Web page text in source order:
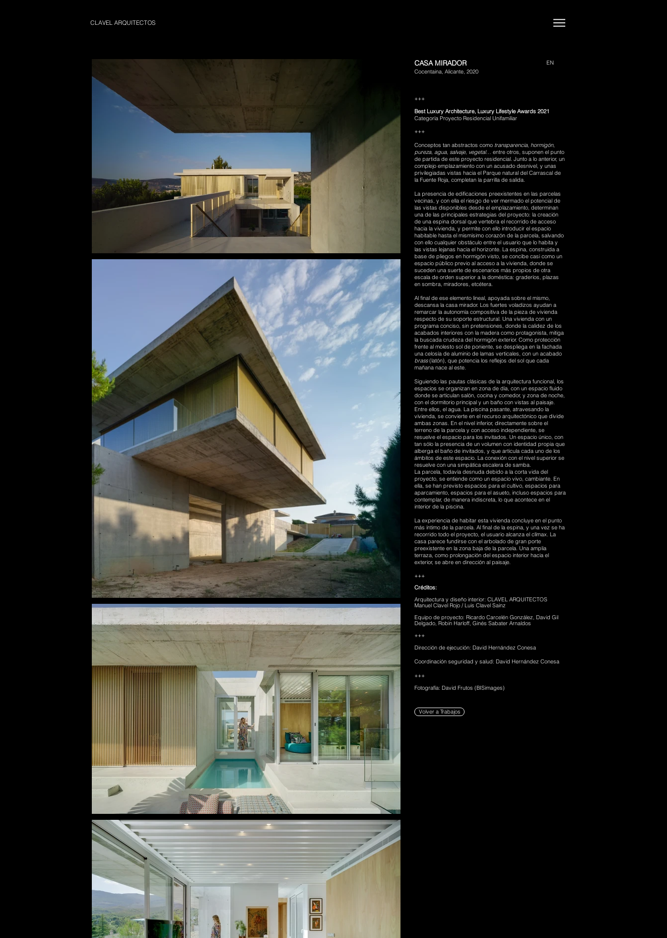
CLAVEL ARQUITECTOS
CASA MIRADOR
Cocentaina, Alicante, 2020
EN
+++
Best Luxury Architecture, Luxury Lifestyle Awards 2021
Categoría Proyecto Residencial Unifamiliar
+++
Conceptos tan abstractos como transparencia, hormigón,
pureza, agua, salvaje, vegetal… entre otros, suponen el punto
de partida de este proyecto residencial. Junto a lo anterior, un
complejo emplazamiento con un acusado desnivel, y unas
privilegiadas vistas hacia el Parque natural del Carrascal de
la Fuente Roja, completan la parrilla de salida.
La presencia de edificaciones preexistentes en las parcelas
vecinas, y con ella el riesgo de ver mermado el potencial de
las vistas disponibles desde el emplazamiento, determinan
una de las principales estrategias del proyecto: la creación
de una espina dorsal que vertebra el recorrido de acceso
hacia la vivienda, y permite con ello introducir el espacio
habitable hasta el mismísimo corazón de la parcela, salvando
con ello cualquier obstáculo entre el usuario que lo habita y
las vistas lejanas hacia el horizonte. La espina, construida a
base de pliegos en hormigón visto, se concibe casi como un
espacio público previo al acceso a la vivienda, donde se
suceden una suerte de escenarios más propios de otra
escala de orden superior a la doméstica: graderíos, plazas
en sombra, miradores, etcétera.
Al final de ese elemento lineal, apoyada sobre el mismo,
descansa la casa mirador. Los fuertes voladizos ayudan a
remarcar la autonomía compositiva de la pieza de vivienda
respecto de su soporte estructural. Una vivienda con un
programa conciso, sin pretensiones, donde la calidez de los
acabados interiores con la madera como protagonista, mitiga
la buscada crudeza del hormigón exterior. Como protección
frente al molesto sol de poniente, se despliega en la fachada
una celosía de aluminio de lamas verticales, con un acabado
brass(latón), que potencia los reflejos del sol que cada
mañana nace al este.
Siguiendo las pautas clásicas de la arquitectura funcional, los
espacios se organizan en zona de día, con un espacio fluido
donde se articulan salón, cocina y comedor, y zona de noche,
con el dormitorio principal y un baño con vistas al paisaje.
Entre ellos, el agua. La piscina pasante, atravesando la
vivienda, se convierte en el recurso arquitectónico que divide
ambas zonas. En el nivel inferior, directamente sobre el
terreno de la parcela y con acceso independiente, se
resuelve el espacio para los invitados. Un espacio único, con
tan sólo la presencia de un volumen con identidad propia que
alberga el baño de invitados, y que articula cada uno de los
ámbitos de este espacio. La conexión con el nivel superior se
resuelve con una simpática escalera de samba.
La parcela, todavía desnuda debido a la corta vida del
proyecto, se entiende como un espacio vivo, cambiante. En
ella, se han previsto espacios para el cultivo, espacios para
aparcamiento, espacios para el asueto, incluso espacios para
contemplar, de manera indiscreta, lo que acontece en el
interior de la piscina.
La experiencia de habitar esta vivienda concluye en el punto
más íntimo de la parcela. Al final de la espina, y una vez se ha
recorrido todo el proyecto, el usuario alcanza el clímax. La
casa parece fundirse con el arbolado de gran porte
preexistente en la zona baja de la parcela. Una amplia
terraza, como prolongación del espacio interior hacia el
exterior, se abre en dirección al paisaje.
+++
Créditos:
Arquitectura y diseño interior: CLAVEL ARQUITECTOS
Manuel Clavel Rojo / Luis Clavel Sainz
Equipo de proyecto: Ricardo Carcelén González, David Gil
Delgado, Robin Harloff, Ginés Sabater Arnaldos
+++
Dirección de ejecución: David Hernández Conesa
Coordinación seguridad y salud: David Hernández Conesa
+++
Fotografía: David Frutos (BISimages)
Volver a Trabajos